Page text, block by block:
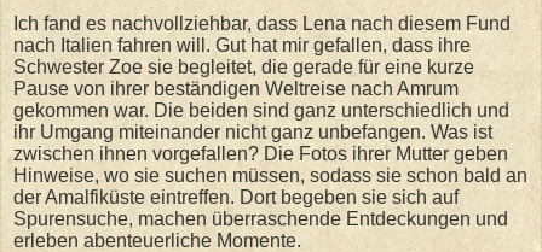
Ich fand es nachvollziehbar, dass Lena nach diesem Fund
nach Italien fahren will. Gut hat mir gefallen, dass ihre
Schwester Zoe sie begleitet, die gerade für eine kurze
Pause von ihrer beständigen Weltreise nach Amrum
gekommen war. Die beiden sind ganz unterschiedlich und
ihr Umgang miteinander nicht ganz unbefangen. Was ist
zwischen ihnen vorgefallen? Die Fotos ihrer Mutter geben
Hinweise, wo sie suchen müssen, sodass sie schon bald an
der Amalfiküste eintreffen. Dort begeben sie sich auf
Spurensuche, machen überraschende Entdeckungen und
erleben abenteuerliche Momente.